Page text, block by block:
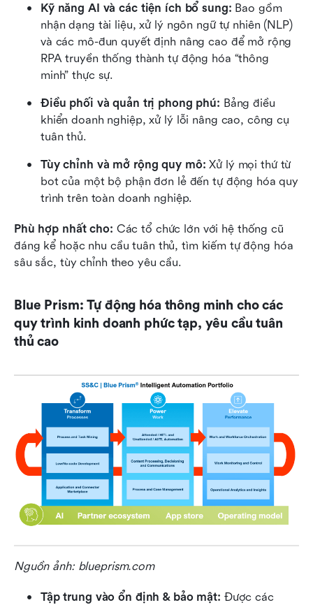
Kỹ năng AI và các tiện ích bổ sung: Bao gồm
nhận dạng tài liệu, xử lý ngôn ngữ tự nhiên (NLP)
và các mô-đun quyết định nâng cao để mở rộng
RPA truyền thống thành tự động hóa “thông
minh” thực sự.
Điều phối và quản trị phong phú: Bảng điều
khiển doanh nghiệp, xử lý lỗi nâng cao, công cụ
tuân thủ.
Tùy chỉnh và mở rộng quy mô: Xử lý mọi thứ từ
bot của một bộ phận đơn lẻ đến tự động hóa quy
trình trên toàn doanh nghiệp.
Phù hợp nhất cho: Các tổ chức lớn với hệ thống cũ
đáng kể hoặc nhu cầu tuân thủ, tìm kiếm tự động hóa
sâu sắc, tùy chỉnh theo yêu cầu.
Blue Prism: Tự động hóa thông minh cho các
quy trình kinh doanh phức tạp, yêu cầu tuân
thủ cao
Nguồn ảnh: blueprism.com
Tập trung vào ổn định & bảo mật: Được các